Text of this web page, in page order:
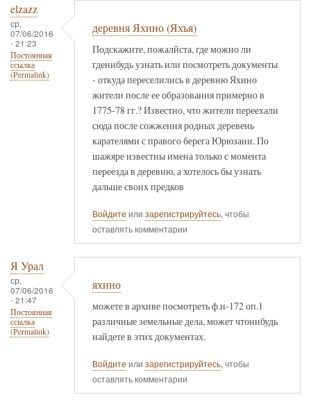
elzazz
ср,
07/06/2016
- 21:23
Постоянная
ссылка
(Permalink)
деревня Яхино (Яхъя)
Подскажите, пожалйста, где можно ли
гденибудь узнать или посмотреть документы
- откуда переселились в деревню Яхино
жители после ее образования примерно в
1775-78 гг.? Известно, что жители переехали
сюда после сожжения родных деревень
карателями с правого берега Юрюзани. По
шажяре известны имена только с момента
переезда в деревню, а хотелось бы узнать
дальше своих предков
Войдите или зарегистрируйтесь, чтобы
оставлять комментарии
Я Урал
ср,
07/06/2016
- 21:47
Постоянная
ссылка
(Permalink)
яхино
можете в архиве посмотреть ф.и-172 оп.1
различные земельные дела, может чтонибудь
найдете в этих документах.
Войдите или зарегистрируйтесь, чтобы
оставлять комментарии